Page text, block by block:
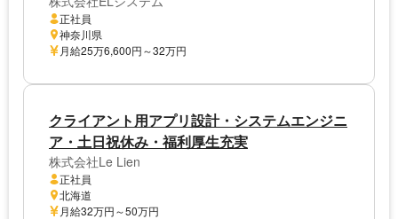
正社員
神奈川県
月給25万6,600円～32万円
クライアント用アプリ設計・システムエンジニ
ア・土日祝休み・福利厚生充実
株式会社Le Lien
正社員
北海道
月給32万円～50万円